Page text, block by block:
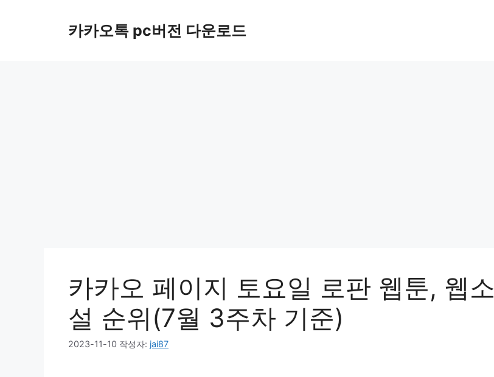
카카오톡 pc버전 다운로드
카카오 페이지 토요일 로판 웹툰, 웹소
설 순위(7월 3주차 기준)
2023-11-10 작성자: jai87